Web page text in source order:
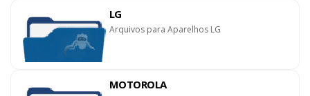
LG
Arquivos para Aparelhos LG
MOTOROLA